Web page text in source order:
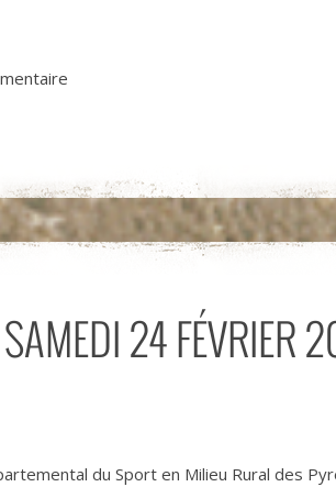
24 FÉVRIER
du Sport en Milieu Rural des